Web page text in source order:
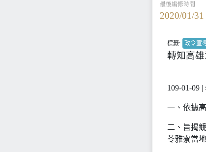
最後編修時間
2020/01/31
標籤: 政令宣
轉知高
109-01-09
一、依據
二、旨揭
苓雅寮當